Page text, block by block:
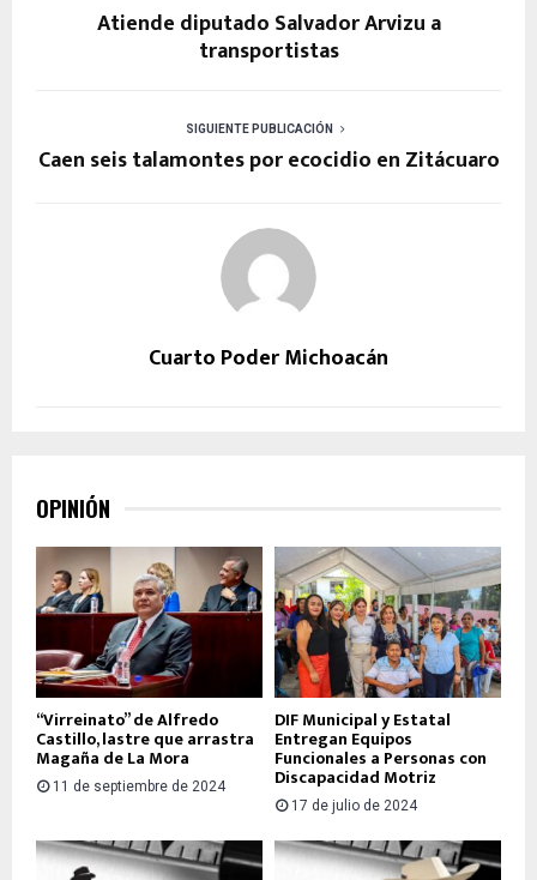
Atiende diputado Salvador Arvizu a
transportistas
SIGUIENTE PUBLICACIÓN
Caen seis talamontes por ecocidio en Zitácuaro
Cuarto Poder Michoacán
OPINIÓN
“Virreinato” de Alfredo
Castillo, lastre que arrastra
Magaña de La Mora
11 de septiembre de 2024
DIF Municipal y Estatal
Entregan Equipos
Funcionales a Personas con
Discapacidad Motriz
17 de julio de 2024